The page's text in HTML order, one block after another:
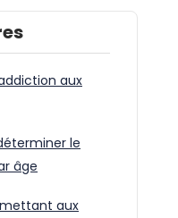
aux
le
âge
aux